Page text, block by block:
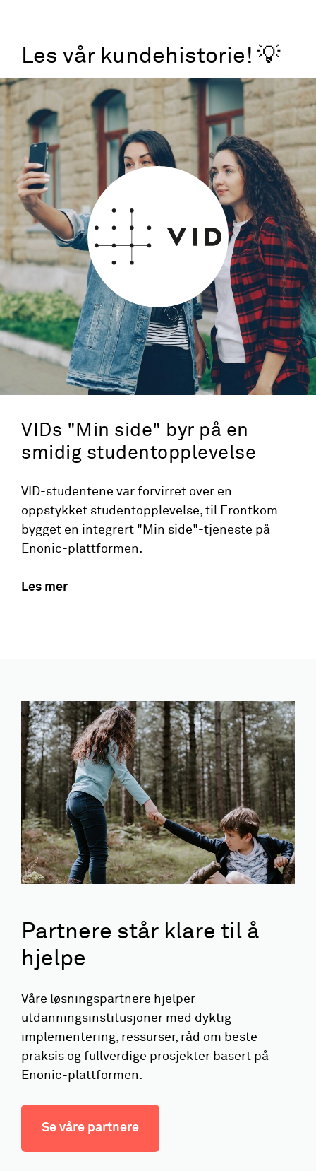
Les vår kundehistorie! 💡
VIDs "Min side" byr på en
smidig studentopplevelse
VID-studentene var forvirret over en
oppstykket studentopplevelse, til Frontkom
bygget en integrert "Min side"-tjeneste på
Enonic-plattformen.
Les mer
Partnere står klare til å
hjelpe
Våre løsningspartnere hjelper
utdanningsinstitusjoner med dyktig
implementering, ressurser, råd om beste
praksis og fullverdige prosjekter basert på
Enonic-plattformen.
Se våre partnere